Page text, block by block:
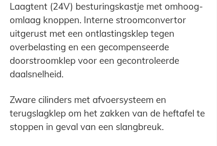
Laagtent (24V) besturingskastje met omhoog-
omlaag knoppen. Interne stroomconvertor
uitgerust met een ontlastingsklep tegen
overbelasting en een gecompenseerde
doorstroomklep voor een gecontroleerde
daalsnelheid.
Zware cilinders met afvoersysteem en
terugslagklep om het zakken van de heftafel te
stoppen in geval van een slangbreuk.